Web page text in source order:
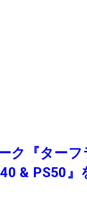
ク『ター
& PS50